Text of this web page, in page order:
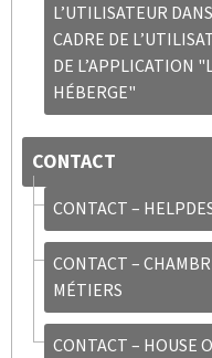
L’UTILISATEUR
CADRE DE
DE L’APPLICATION
HÉBERGE"
CONTACT
CONTACT –
CONTACT –
MÉTIERS
CONTACT – HOUSE